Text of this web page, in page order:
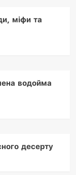
міфи та
водойма
десерту